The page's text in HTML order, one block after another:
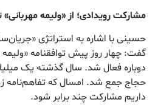
مشارکت رویدادی؛ از «ولیمه
حسینی با اشاره به استراتژی
گفت: چهار روز پیش توافقنامه «ولیمه
دوباره فعال شد. سال گذشته یک
حجاج جمع شد. امسال که تفاهم‌نامه
داریم مشارکت چند برابر شود.